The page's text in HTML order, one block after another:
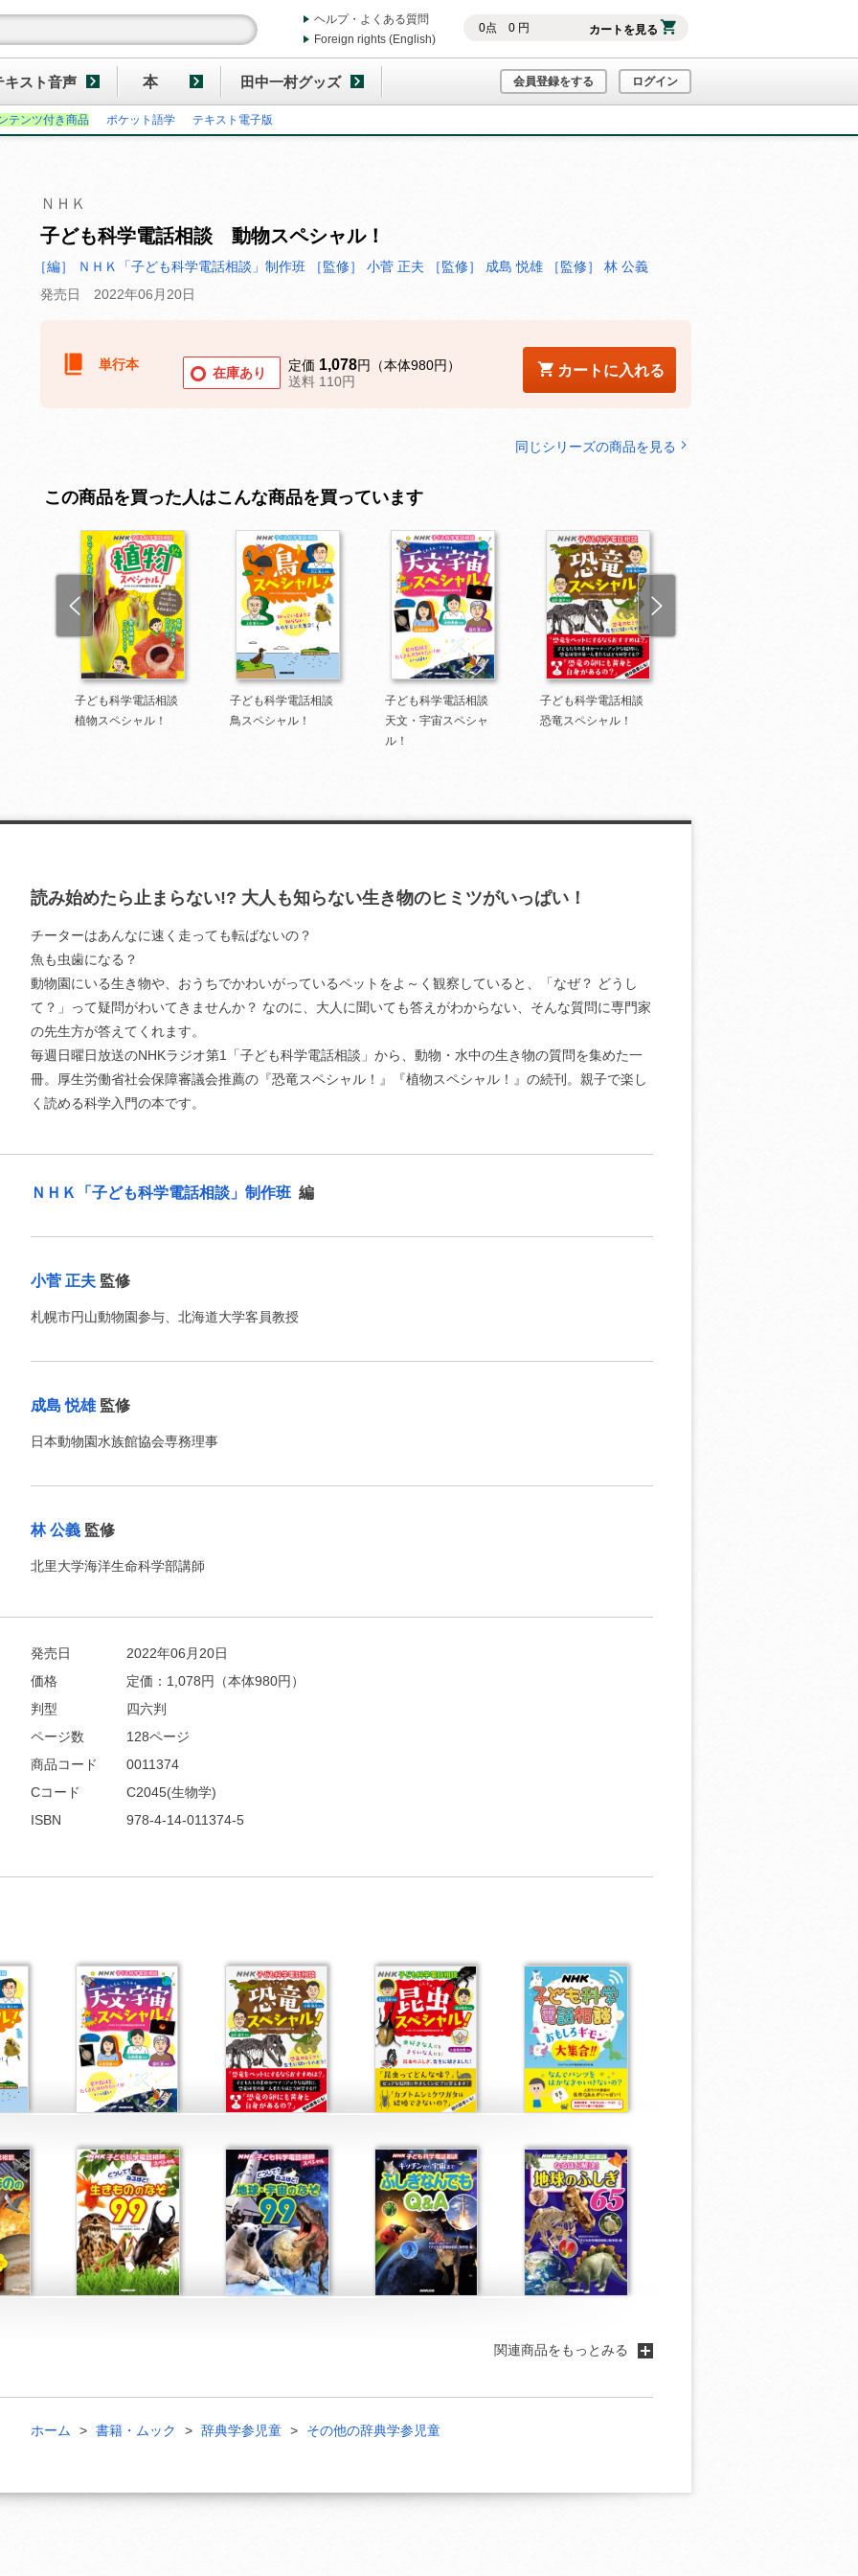
0点 0円 カートを見る
ヘルプ・よくある質問
Foreign rights (English)
キスト音声 本 田中一村グッズ 会員登録をする ログイン
テンツ付き商品 ポケット語学 テキスト電子版
お支払いに進む
他にも商品を買う
ＮＨＫ
子ども科学電話相談 動物スペシャル！
［編］ ＮＨＫ「子ども科学電話相談」制作班 ［監修］ 小菅 正夫 ［監修］ 成島 悦雄
［監修］ 林 公義
発売日 2022年06月20日
単行本
在庫あり 定価 1,078円（本体980円）
送料 110円
カートに入れる
同じシリーズの商品を見る
この商品を買った人はこんな商品を買っています
子ども科学電話相談
植物スペシャル！
子ども科学電話相談
鳥スペシャル！
子ども科学電話相談
天文・宇宙スペシャ
ル！
子ども科学電話相談
恐竜スペシャル！
読み始めたら止まらない!? 大人も知らない生き物のヒミツがいっぱい！
チーターはあんなに速く走っても転ばないの？
魚も虫歯になる？
動物園にいる生き物や、おうちでかわいがっているペットをよ～く観察していると、「なぜ？ どうし
て？」って疑問がわいてきませんか？ なのに、大人に聞いても答えがわからない、そんな質問に専門家
の先生方が答えてくれます。
毎週日曜日放送のNHKラジオ第1「子ども科学電話相談」から、動物・水中の生き物の質問を集めた一
冊。厚生労働省社会保障審議会推薦の『恐竜スペシャル！』『植物スペシャル！』の続刊。親子で楽し
く読める科学入門の本です。
ＮＨＫ「子ども科学電話相談」制作班 編
小菅 正夫監修
札幌市円山動物園参与、北海道大学客員教授
成島 悦雄監修
日本動物園水族館協会専務理事
林 公義監修
北里大学海洋生命科学部講師
発売日
2022年06月20日
価格
定価： 1,078円（本体980円）
判型
四六判
ページ数
128ページ
商品コード
0011374
Cコード
C2045(生物学)
ISBN
978-4-14-011374-5
関連商品をもっとみる
ホーム 書籍・ムック 辞典学参児童 その他の辞典学参児童